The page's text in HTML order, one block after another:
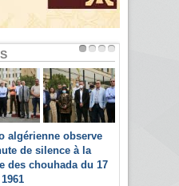
algérienne observe
de silence à la
des chouhada du 17